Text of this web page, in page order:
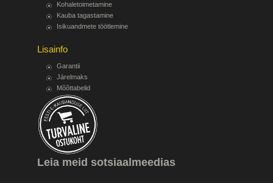
Kohaletoimetamine
Kauba tagastamine
Isikuandmete töötlemine
Lisainfo
Garantii
Järelmaks
Mõõttabelid
Leia meid sotsiaalmeedias